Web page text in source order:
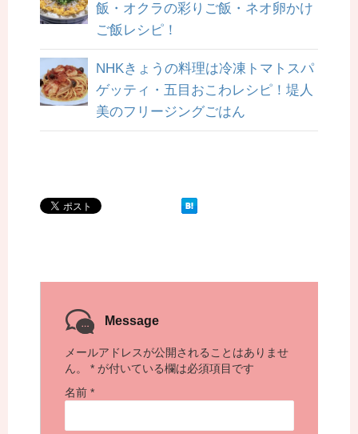
飯・オクラの彩りご飯・ネオ卵かけ
ご飯レシピ！
NHKきょうの料理は冷凍トマトスパ
ゲッティ・五目おこわレシピ！堤人
美のフリージングごはん
Message
メールアドレスが公開されることはありませ
ん。
* が付いている欄は必須項目です
名前 *